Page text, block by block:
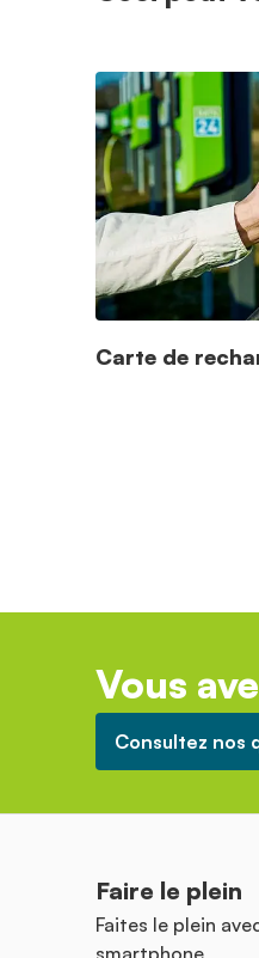
Carte de
Vous
Consultez nos
Faire le plein
Faites le plein